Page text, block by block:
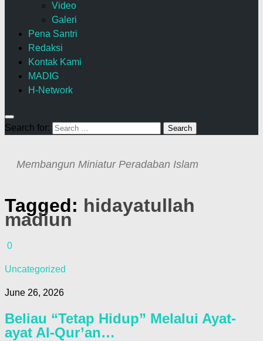
Video
Galeri
Pena Santri
Redaksi
Kontak Kami
MADIG
H-Network
Search for:
Membangun Miniatur Peradaban Islam
Tagged: hidayatullah
madiun
0
Uncategorized
June 26, 2026
Beliau “Tetap Hidup” Melalui Ayat-
ayat Al-Qur’an…